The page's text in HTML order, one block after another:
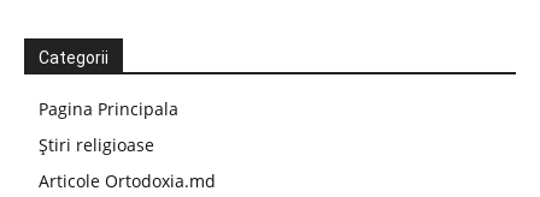
Categorii
Pagina Principala
Știri religioase
Articole Ortodoxia.md